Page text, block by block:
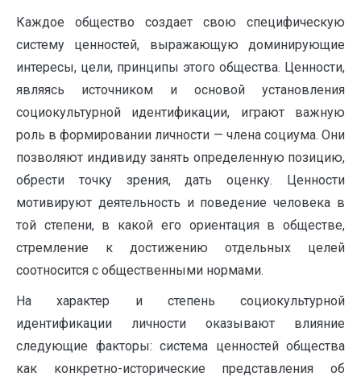
Каждое общество создает свою специфическую
систему ценностей, выражающую доминирующие
интересы, цели, принципы этого общества. Ценности,
являясь источником и основой установления
социокультурной идентификации, играют важную
роль в формировании личности — члена социума. Они
позволяют индивиду занять определенную позицию,
обрести точку зрения, дать оценку. Ценности
мотивируют деятельность и поведение человека в
той степени, в какой его ориентация в обществе,
стремление к достижению отдельных целей
соотносится с общественными нормами.
На характер и степень социокультурной
идентификации личности оказывают влияние
следующие факторы: система ценностей общества
как конкретно-исторические представления об